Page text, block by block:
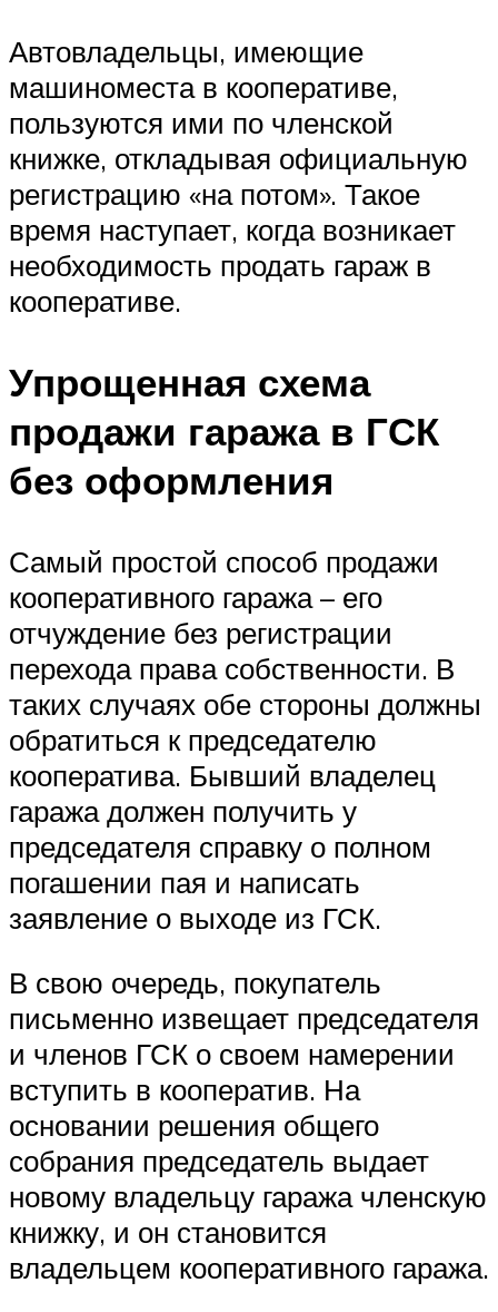
Автовладельцы, имеющие
машиноместа в кооперативе,
пользуются ими по членской
книжке, откладывая официальную
регистрацию «на потом». Такое
время наступает, когда возникает
необходимость продать гараж в
кооперативе.
Упрощенная схема
продажи гаража в ГСК
без оформления
Самый простой способ продажи
кооперативного гаража – его
отчуждение без регистрации
перехода права собственности. В
таких случаях обе стороны должны
обратиться к председателю
кооператива. Бывший владелец
гаража должен получить у
председателя справку о полном
погашении пая и написать
заявление о выходе из ГСК.
В свою очередь, покупатель
письменно извещает председателя
и членов ГСК о своем намерении
вступить в кооператив. На
основании решения общего
собрания председатель выдает
новому владельцу гаража членскую
книжку, и он становится
владельцем кооперативного гаража.